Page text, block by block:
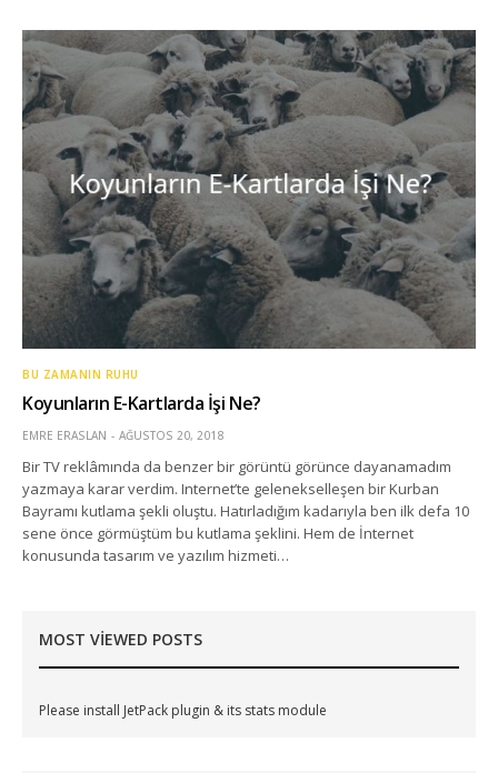
BU ZAMANIN RUHU
Koyunların E-Kartlarda İşi Ne?
EMRE ERASLAN AĞUSTOS 20, 2018
Bir TV reklâmında da benzer bir görüntü görünce dayanamadım
yazmaya karar verdim. Internet’te gelenekselleşen bir Kurban
Bayramı kutlama şekli oluştu. Hatırladığım kadarıyla ben ilk defa 10
sene önce görmüştüm bu kutlama şeklini. Hem de İnternet
konusunda tasarım ve yazılım hizmeti…
MOST VIEWED POSTS
Please install JetPack plugin & its stats module